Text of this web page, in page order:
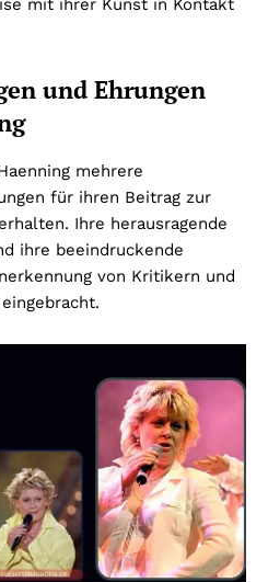
mit ihrer Kunst in Kontakt
und Ehrungen
mehrere
für ihren Beitrag zur
Ihre herausragende
ihre beeindruckende
von Kritikern und